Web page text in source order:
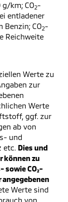
km; CO2-
entladener
Benzin; CO2-
Reichweite
Werte zu
zur
Werte
ggf. zur
ab von
und
etc. Dies und
können zu
sowie CO₂-
angegebenen
Werte sind
von